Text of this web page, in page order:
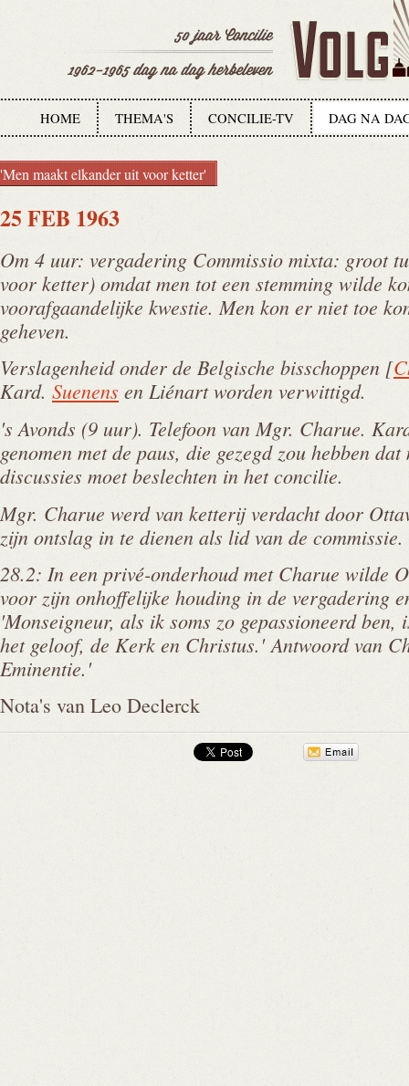
HOME THEMA'S CONCILIE-TV DAG NA
'Men maakt elkander uit voor ketter'
25 FEB 1963
Om 4 uur: vergadering Commissio mixta: groot
voor ketter) omdat men tot een stemming wilde
voorafgaandelijke kwestie. Men kon er niet toe
geheven.
Verslagenheid onder de Belgische bisschoppen [
Kard. Suenens en Liénart worden verwittigd.
's Avonds (9 uur). Telefoon van Mgr. Charue.
genomen met de paus, die gezegd zou hebben
discussies moet beslechten in het concilie.
Mgr. Charue werd van ketterij verdacht door
zijn ontslag in te dienen als lid van de commissie.
28.2: In een privé-onderhoud met Charue wilde
voor zijn onhoffelijke houding in de vergadering
'Monseigneur, als ik soms zo gepassioneerd
het geloof, de Kerk en Christus.' Antwoord van
Eminentie.'
Nota's van Leo Declerck